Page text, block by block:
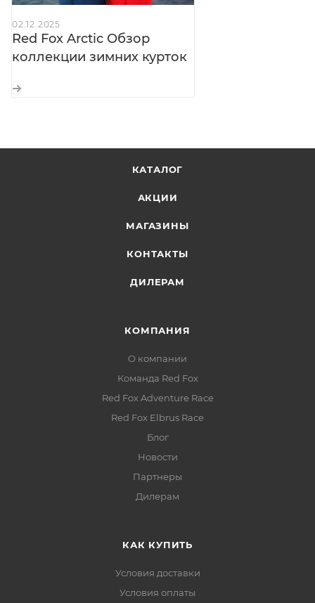
Внутренние лямки:для ношения куртки внутри
помещения
большие, застёгиваются в
толстых перчатках
02.12.2025
Red Fox Arctic Обзор
коллекции зимних курток
КАТАЛОГ
АКЦИИ
МАГАЗИНЫ
КОНТАКТЫ
ДИЛЕРАМ
КОМПАНИЯ
О компании
Команда Red Fox
Red Fox Adventure Race
Red Fox Elbrus Race
Блог
Новости
Партнеры
Дилерам
КАК КУПИТЬ
Условия доставки
Условия оплаты